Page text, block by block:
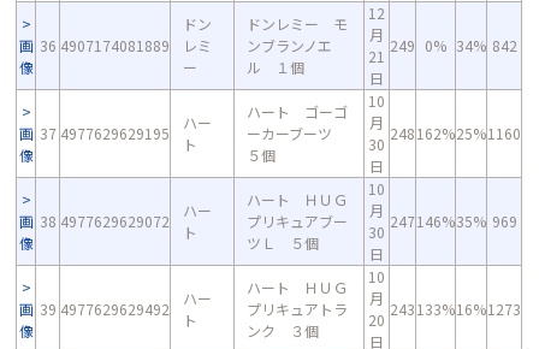
画
像
36 4907174081889
ドン
レミ
ー
ドンレミー モ
ンブランノエ
ル １個
12
月
21
日
249 0% 34% 842
画
像
37 4977629629195
ハー
ト
ハート ゴーゴ
ーカーブーツ
５個
10
月
30
日
248162%25%1160
画
像
38 4977629629072
ハー
ト
ハート ＨＵＧ
プリキュアブー
ツＬ ５個
10
月
30
日
247146%35% 969
画
像
39 4977629629492
ハー
ト
ハート ＨＵＧ
プリキュアトラ
ンク ３個
10
月
20
日
243133%16%1273